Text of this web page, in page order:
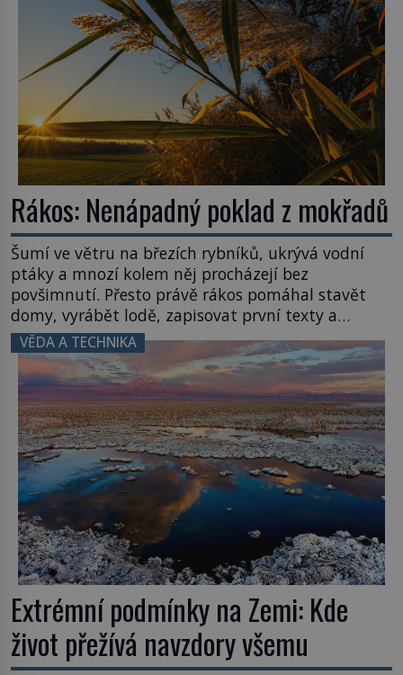
Rákos: Nenápadný poklad z mokřadů
Šumí ve větru na březích rybníků, ukrývá vodní
ptáky a mnozí kolem něj procházejí bez
povšimnutí. Přesto právě rákos pomáhal stavět
domy, vyrábět lodě, zapisovat první texty a
inspiroval řadu pověstí. Tato skromná, ale
užitečná rostlina provází člověka už tisíce let.
Většina lidí vnímá rákos jen jako obyčejnou kulisu
letního koupání. Stačí se však podívat […]
VĚDA A TECHNIKA
Extrémní podmínky na Zemi: Kde
život přežívá navzdory všemu